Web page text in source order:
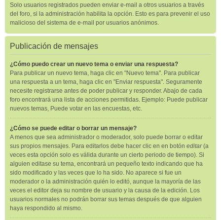
Solo usuarios registrados pueden enviar e-mail a otros usuarios a través
del foro, si la administración habilita la opción. Esto es para prevenir el uso
malicioso del sistema de e-mail por usuarios anónimos.
Publicación de mensajes
¿Cómo puedo crear un nuevo tema o enviar una respuesta?
Para publicar un nuevo tema, haga clic en "Nuevo tema". Para publicar
una respuesta a un tema, haga clic en "Enviar respuesta". Seguramente
necesite registrarse antes de poder publicar y responder. Abajo de cada
foro encontrará una lista de acciones permitidas. Ejemplo: Puede publicar
nuevos temas, Puede votar en las encuestas, etc.
¿Cómo se puede editar o borrar un mensaje?
A menos que sea administrador o moderador, solo puede borrar o editar
sus propios mensajes. Para editarlos debe hacer clic en en botón editar(a
veces esta opción solo es válida durante un cierto periodo de tiempo). Si
alguien editase su tema, encontrará un pequeño texto indicando que ha
sido modificado y las veces que lo ha sido. No aparece si fue un
moderador o la administración quién lo editó, aunque la mayoría de las
veces el editor deja su nombre de usuario y la causa de la edición. Los
usuarios normales no podrán borrar sus temas después de que alguien
haya respondido al mismo.